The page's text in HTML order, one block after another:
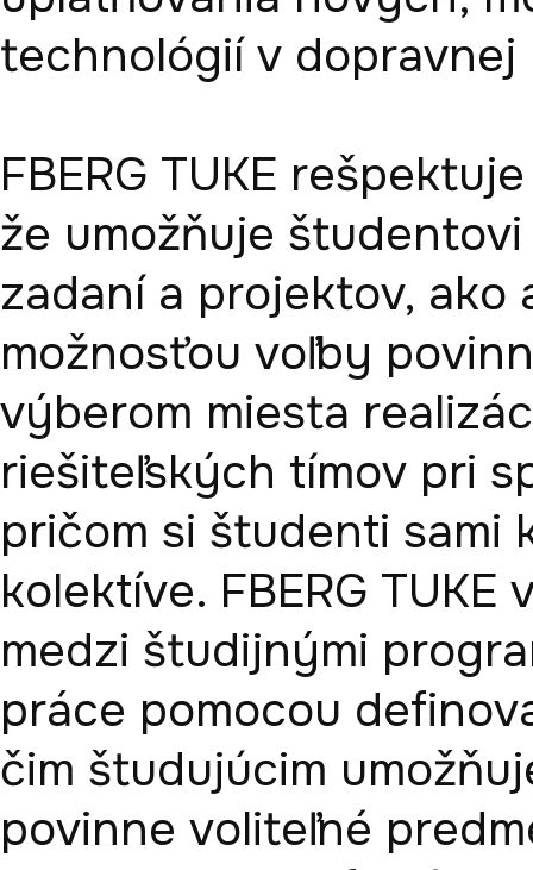
technológií v
FBERG TUKE
že umožňuje
zadaní a projektov,
možnosťou voľby
výberom miesta
riešiteľských tímov pri
pričom si študenti sami
kolektíve. FBERG
medzi študijnými
práce pomocou
čim študujúcim
povinne voliteľné